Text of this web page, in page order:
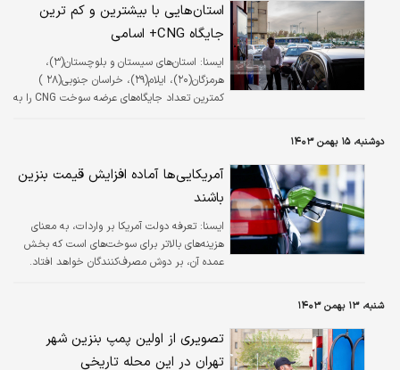
استان‌هایی با بیشترین و کم ترین
جایگاه‌ CNG+ اسامی
ایسنا:
استان‌های سیستان و بلوچستان(۳)،
هرمزگان(۲۰)، ایلام(۲۹)، خراسان جنوبی(۲۸ )
کمترین تعداد جایگاه‌های عرضه سوخت CNG را به
دوشنبه، ۱۵ بهمن ۱۴۰۳
آمریکایی‌ها آماده افزایش قیمت بنزین
باشند
ايسنا: تعرفه دولت آمریکا بر واردات، به معنای
هزینه‌های بالاتر برای سوخت‌های است که بخش
عمده آن، بر دوش مصرف‌کنندگان خواهد افتاد.
شنبه، ۱۳ بهمن ۱۴۰۳
تصویری از اولین پمپ بنزین شهر
تهران در این محله تاریخی